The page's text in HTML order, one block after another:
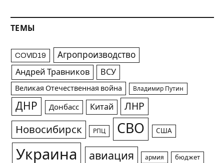
ТЕМЫ
COVID19 Агропроизводство
Андрей Травников ВСУ
Великая Отечественная война Владимир Путин
ДНР Донбасс Китай ЛНР
Новосибирск РПЦ СВО США
Украина авиация армия бюджет